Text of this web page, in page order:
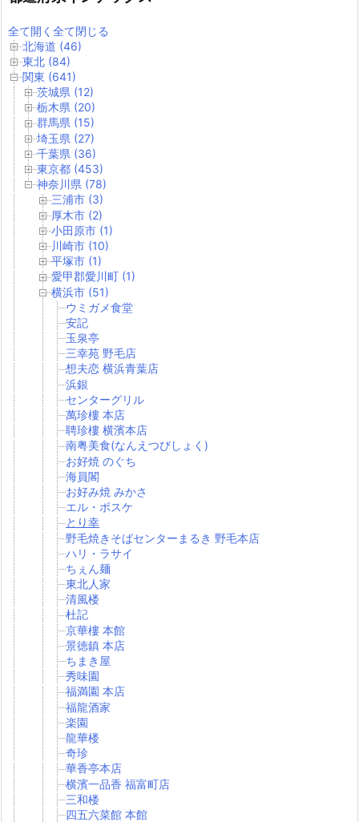
全て開く 全て閉じる
北海道 (46)
東北 (84)
関東 (641)
茨城県 (12)
栃木県 (20)
群馬県 (15)
埼玉県 (27)
千葉県 (36)
東京都 (453)
神奈川県 (78)
三浦市 (3)
厚木市 (2)
小田原市 (1)
川崎市 (10)
平塚市 (1)
愛甲郡愛川町 (1)
横浜市 (51)
ウミガメ食堂
安記
玉泉亭
三幸苑 野毛店
想夫恋 横浜青葉店
浜銀
センターグリル
萬珍樓 本店
聘珍樓 横濱本店
南粤美食(なんえつびしょく)
お好焼 のぐち
海員閣
お好み焼 みかさ
エル・ボスケ
とり幸
野毛焼きそばセンターまるき 野毛本店
ハリ・ラサイ
ちぇん麺
東北人家
清風楼
杜記
京華樓 本館
景徳鎮 本店
ちまき屋
秀味園
福満園 本店
福龍酒家
楽園
龍華楼
奇珍
華香亭本店
横濱一品香 福富町店
三和楼
四五六菜館 本館